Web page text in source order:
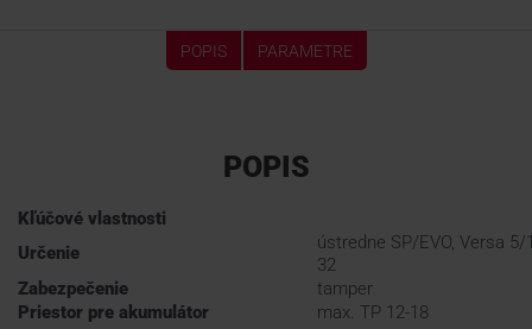
POPIS PARAMETRE
POPIS
Kľúčové vlastnosti
Určenie
ústredne SP/EVO, Versa
32
Zabezpečenie
tamper
Priestor pre akumulátor
max. TP 12-18